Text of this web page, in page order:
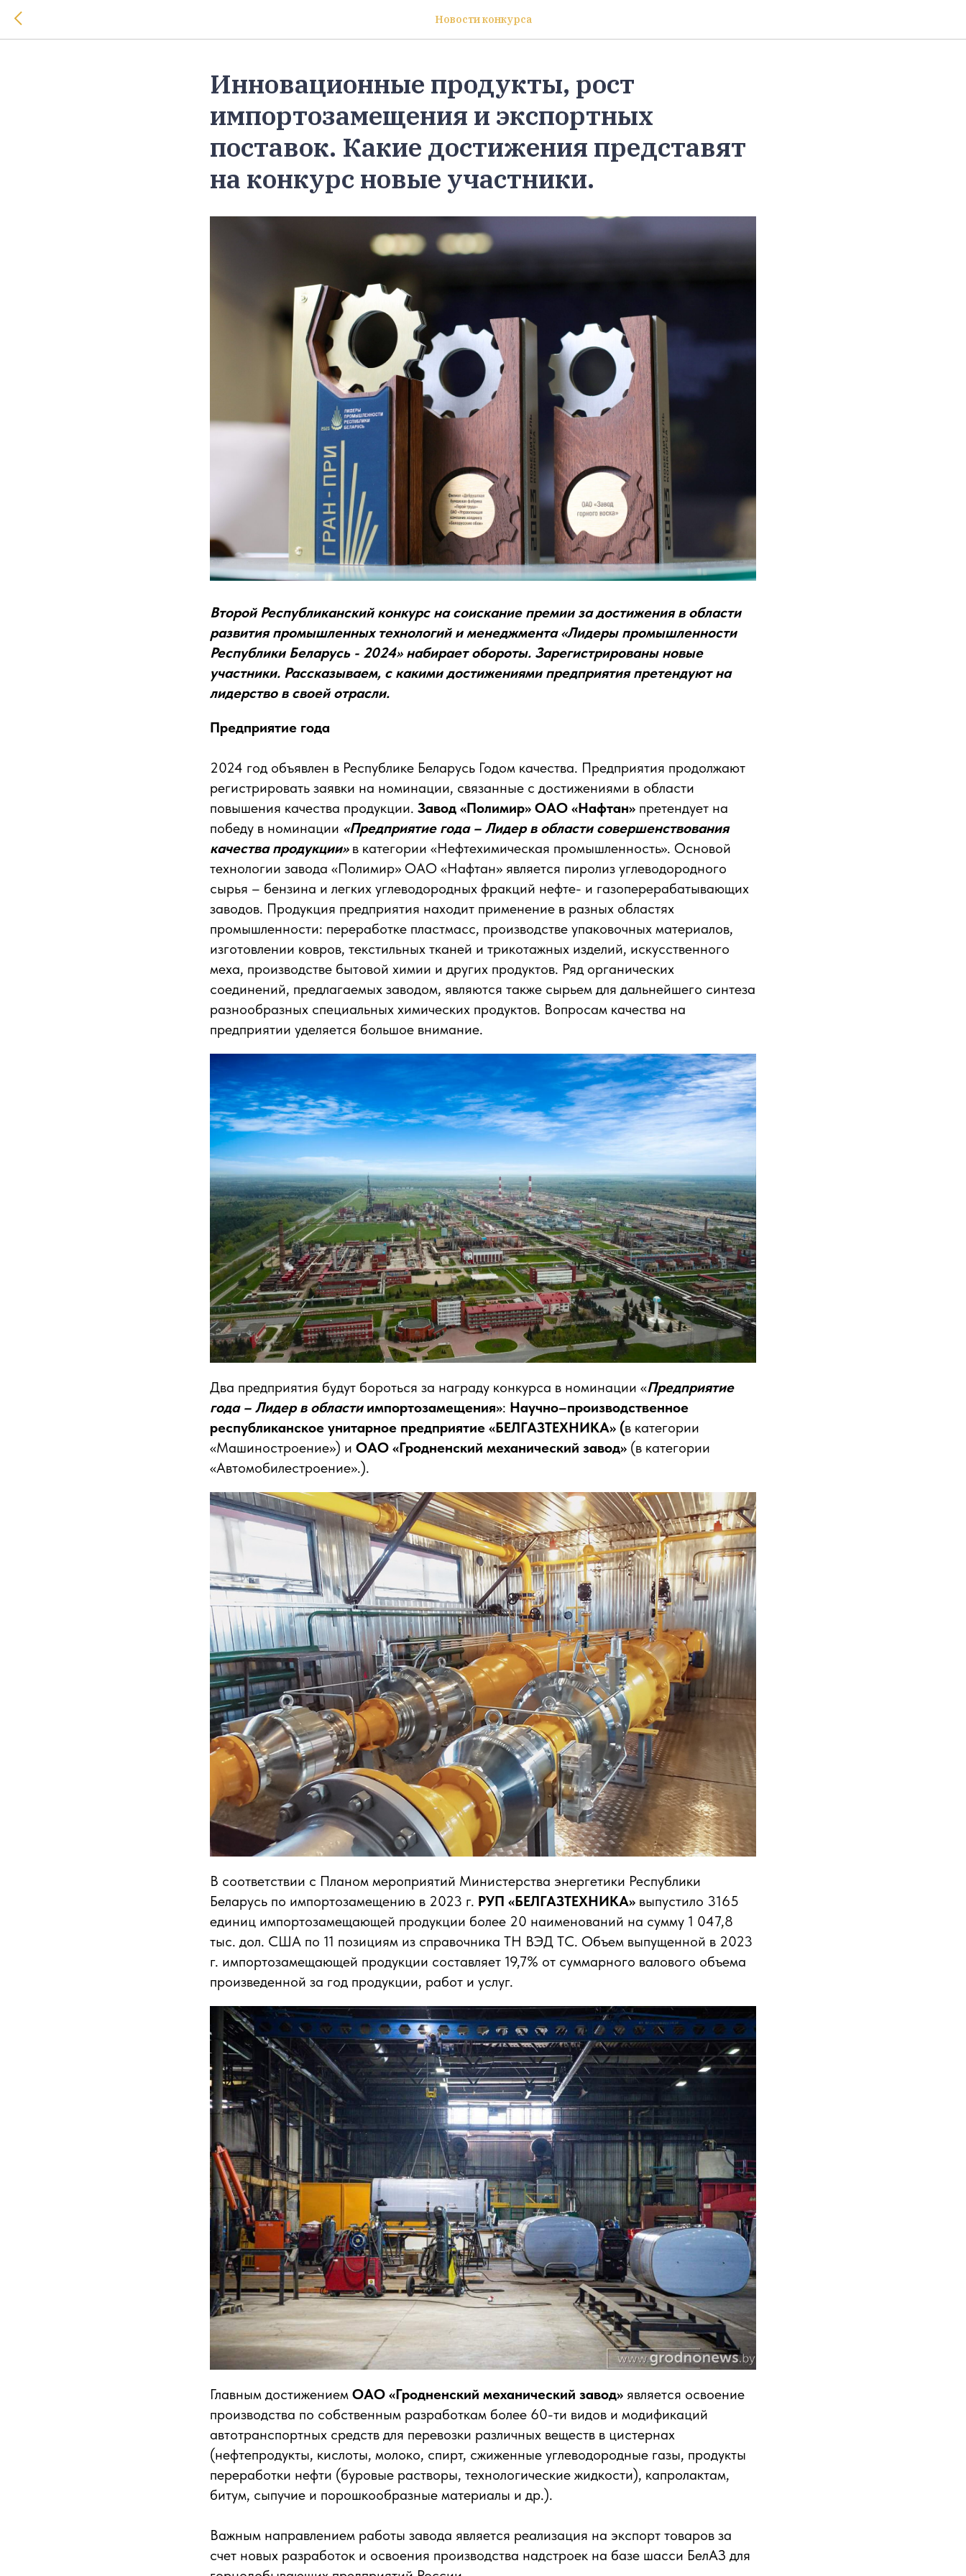
Новости конкурса
Инновационные продукты, рост
импортозамещения и экспортных
поставок. Какие достижения представят
на конкурс новые участники.
Второй Республиканский конкурс на соискание премии за достижения в области
развития промышленных технологий и менеджмента «Лидеры промышленности
Республики Беларусь - 2024» набирает обороты. Зарегистрированы новые
участники. Рассказываем, с какими достижениями предприятия претендуют на
лидерство в своей отрасли.
Предприятие года
2024 год объявлен в Республике Беларусь Годом качества. Предприятия продолжают
регистрировать заявки на номинации, связанные с достижениями в области
повышения качества продукции. Завод «Полимир» ОАО «Нафтан» претендует на
победу в номинации «Предприятие года – Лидер в области совершенствования
качества продукции»в категории «Нефтехимическая промышленность». Основой
технологии завода «Полимир» ОАО «Нафтан» является пиролиз углеводородного
сырья – бензина и легких углеводородных фракций нефте- и газоперерабатывающих
заводов. Продукция предприятия находит применение в разных областях
промышленности: переработке пластмасс, производстве упаковочных материалов,
изготовлении ковров, текстильных тканей и трикотажных изделий, искусственного
меха, производстве бытовой химии и других продуктов. Ряд органических
соединений, предлагаемых заводом, являются также сырьем для дальнейшего синтеза
разнообразных специальных химических продуктов. Вопросам качества на
предприятии уделяется большое внимание.
Два предприятия будут бороться за награду конкурса в номинации «Предприятие
года – Лидер в области импортозамещения»: Научно–производственное
республиканское унитарное предприятие «БЕЛГАЗТЕХНИКА» (в категории
«Машиностроение») и ОАО «Гродненский механический завод» (в категории
«Автомобилестроение».).
В соответствии с Планом мероприятий Министерства энергетики Республики
Беларусь по импортозамещению в 2023 г. РУП «БЕЛГАЗТЕХНИКА» выпустило 3165
единиц импортозамещающей продукции более 20 наименований на сумму 1 047,8
тыс. дол. США по 11 позициям из справочника ТН ВЭД ТС. Объем выпущенной в 2023
г. импортозамещающей продукции составляет 19,7% от суммарного валового объема
произведенной за год продукции, работ и услуг.
Главным достижением ОАО «Гродненский механический завод» является освоение
производства по собственным разработкам более 60-ти видов и модификаций
автотранспортных средств для перевозки различных веществ в цистернах
(нефтепродукты, кислоты, молоко, спирт, сжиженные углеводородные газы, продукты
переработки нефти (буровые растворы, технологические жидкости), капролактам,
битум, сыпучие и порошкообразные материалы и др.).
Важным направлением работы завода является реализация на экспорт товаров за
счет новых разработок и освоения производства надстроек на базе шасси БелАЗ для